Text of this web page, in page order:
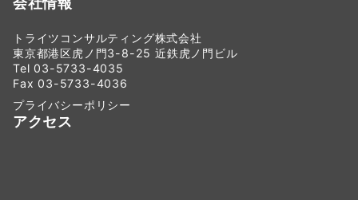
トライツコンサルティング株式会社
東京都港区虎ノ門3-8-25 近鉄虎ノ門ビル
Tel 03-5733-4035
Fax 03-5733-4036
プライバシーポリシー
アクセス